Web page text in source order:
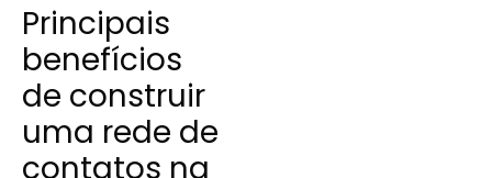
Principais
benefícios
de construir
uma rede de
contatos na